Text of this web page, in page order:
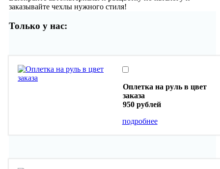
заказывайте чехлы нужного стиля!
Только у нас:
Оплетка на руль в цвет
заказа
950 рублей
подробнее